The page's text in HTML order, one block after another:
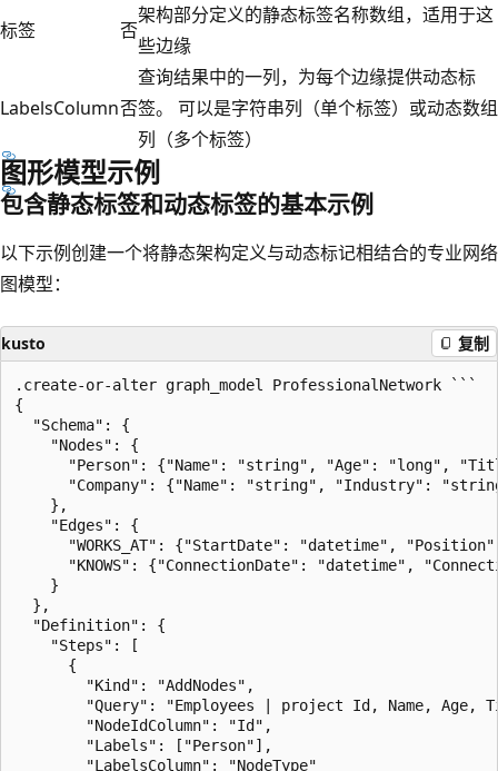
标签 否
架构部分定义的静态标签名称数组，适用于这
些边缘
LabelsColumn否
查询结果中的一列，为每个边缘提供动态标
签。 可以是字符串列（单个标签）或动态数组
列（多个标签）
图形模型示例
包含静态标签和动态标签的基本示例
以下示例创建一个将静态架构定义与动态标记相结合的专业网络
图模型：
kusto 复制
.create-or-alter graph_model ProfessionalNetwork ```
{
  "Schema": {
    "Nodes": {
"Person": {"Name": "string", "Age": "long",
"Company": {"Name": "string", "Industry":
    },
    "Edges": {
"WORKS_AT": {"StartDate": "datetime",
"KNOWS": {"ConnectionDate": "datetime",
    }
  },
  "Definition": {
    "Steps": [
      {
        "Kind": "AddNodes",
"Query": "Employees | project Id, Name, Age,
        "NodeIdColumn": "Id",
        "Labels": ["Person"],
        "LabelsColumn": "NodeType"